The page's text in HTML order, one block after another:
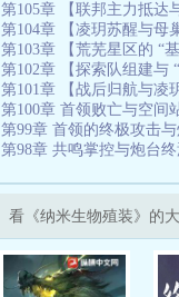
第105章 【联邦主力抵达
第104章 【凌玥苏醒与母
第103章 【荒芜星区的 “
第102章 【探索队组建与
第101章 【战后归航与凌
第100章 首领败亡与空间
第99章 首领的终极攻击
第98章 共鸣掌控与炮台终
看《纳米生物殖装》的